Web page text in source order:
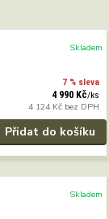
7 % sleva
4 990 Kč/ks
4 124 Kč bez DPH
Skladem
Přidat do košíku
Skladem